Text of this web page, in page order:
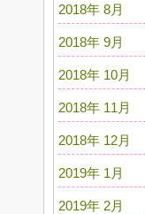
2018年 8月
2018年 9月
2018年 10月
2018年 11月
2018年 12月
2019年 1月
2019年 2月